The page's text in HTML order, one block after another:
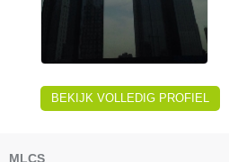
BEKIJK VOLLEDIG PROFIEL
MLCS